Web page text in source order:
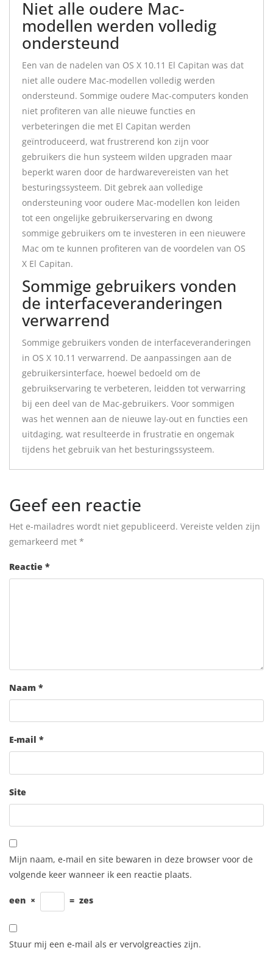
Niet alle oudere Mac-
modellen werden volledig
ondersteund
Een van de nadelen van OS X 10.11 El Capitan was dat
niet alle oudere Mac-modellen volledig werden
ondersteund. Sommige oudere Mac-computers konden
niet profiteren van alle nieuwe functies en
verbeteringen die met El Capitan werden
geïntroduceerd, wat frustrerend kon zijn voor
gebruikers die hun systeem wilden upgraden maar
beperkt waren door de hardwarevereisten van het
besturingssysteem. Dit gebrek aan volledige
ondersteuning voor oudere Mac-modellen kon leiden
tot een ongelijke gebruikerservaring en dwong
sommige gebruikers om te investeren in een nieuwere
Mac om te kunnen profiteren van de voordelen van OS
X El Capitan.
Sommige gebruikers vonden
de interfaceveranderingen
verwarrend
Sommige gebruikers vonden de interfaceveranderingen
in OS X 10.11 verwarrend. De aanpassingen aan de
gebruikersinterface, hoewel bedoeld om de
gebruikservaring te verbeteren, leidden tot verwarring
bij een deel van de Mac-gebruikers. Voor sommigen
was het wennen aan de nieuwe lay-out en functies een
uitdaging, wat resulteerde in frustratie en ongemak
tijdens het gebruik van het besturingssysteem.
Geef een reactie
Het e-mailadres wordt niet gepubliceerd. Vereiste velden zijn
gemarkeerd met *
Reactie *
Naam *
E-mail *
Site
Mijn naam, e-mail en site bewaren in deze browser voor de
volgende keer wanneer ik een reactie plaats.
een × = zes
Stuur mij een e-mail als er vervolgreacties zijn.